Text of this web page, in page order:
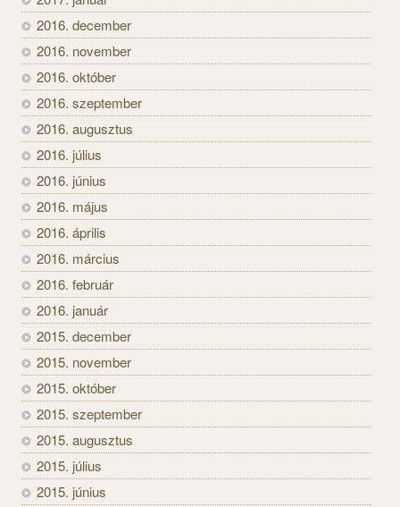
2016. december
2016. november
2016. október
2016. szeptember
2016. augusztus
2016. július
2016. június
2016. május
2016. április
2016. március
2016. február
2016. január
2015. december
2015. november
2015. október
2015. szeptember
2015. augusztus
2015. július
2015. június